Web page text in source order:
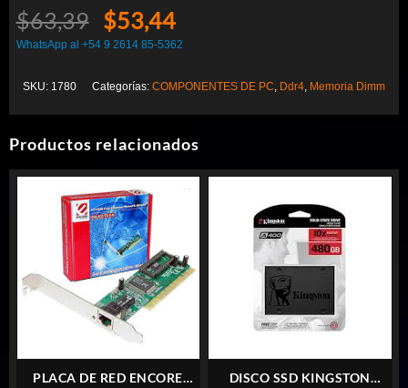
$63,39 El
precio
original
era:
$53,44El
precio
WhatsApp al +54 9 2614 85-5362
SKU: 1780 Categorías: COMPONENTES DE PC Ddr4 Memoria Dimm
Productos relacionados
PLACA DE RED ENCORE
DISCO SSD KINGSTON